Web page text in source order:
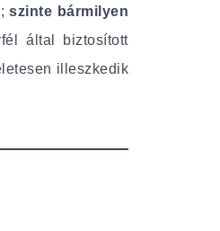
szinte bármilyen
által biztosított
illeszkedik